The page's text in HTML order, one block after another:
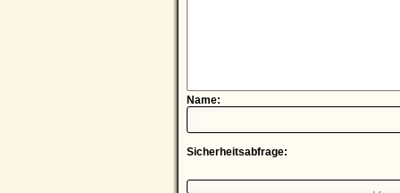
Name:
Sicherheitsabfrage: